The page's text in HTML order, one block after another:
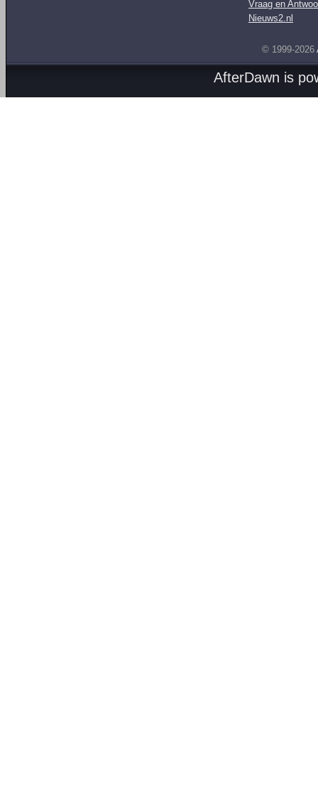
Vraag en
Nieuws2.nl
© 1999-2026
AfterDawn is